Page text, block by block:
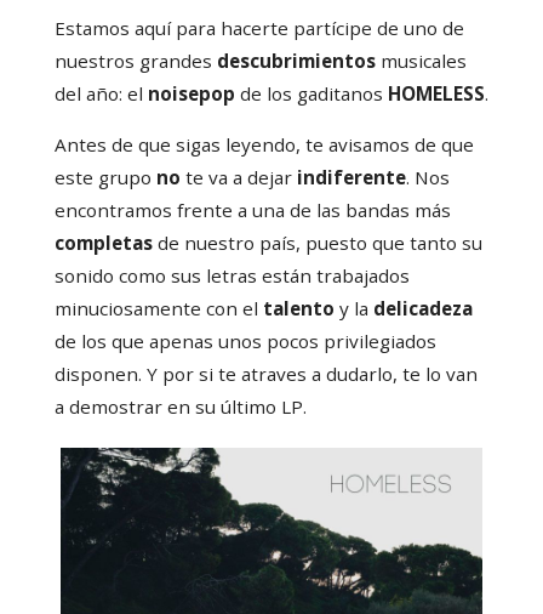
Estamos aquí para hacerte partícipe de uno de
nuestros grandes descubrimientosmusicales
del año: el noisepop de los gaditanos HOMELESS.
Antes de que sigas leyendo, te avisamos de que
este grupo no te va a dejar indiferente. Nos
encontramos frente a una de las bandas más
completasde nuestro país, puesto que tanto su
sonido como sus letras están trabajados
minuciosamente con el talento y la delicadeza
de los que apenas unos pocos privilegiados
disponen. Y por si te atraves a dudarlo, te lo van
a demostrar en su último LP.